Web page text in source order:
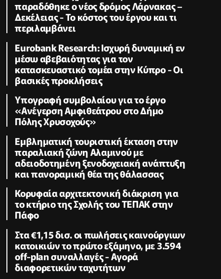
παραδόθηκε ο νέος δρόμος Λάρνακας –
Δεκέλειας - Το κόστος του έργου και τι
περιλαμβάνει
Eurobank Research: Ισχυρή δυναμική εν
μέσω αβεβαιότητας για τον
κατασκευαστικό τομέα στην Κύπρο - Οι
βασικές προκλήσεις
Υπογραφή συμβολαίου για το έργο
«Ανέγερση Αμφιθεάτρου στο Δήμο
Πόλης Χρυσοχούς»
Εμβληματική τουριστική έκταση στην
παραλιακή ζώνη Αλαμινού με
αδειοδοτημένη ξενοδοχειακή ανάπτυξη
και πανοραμική θέα της θάλασσας
Κορυφαία αρχιτεκτονική διάκριση για
το κτήριο της Σχολής του ΤΕΠΑΚ στην
Πάφο
Στα €1,15 δισ. οι πωλήσεις καινούργιων
κατοικιών το πρώτο εξάμηνο, με 3.594
off-plan συναλλαγές - Αγορά
διαφορετικών ταχυτήτων